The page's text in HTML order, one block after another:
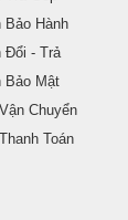
Bảo Hành
Đổi - Trả
Bảo Mật
Chuyển
Toán